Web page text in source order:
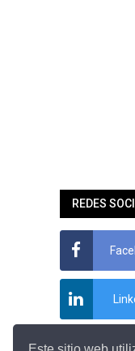
REDES